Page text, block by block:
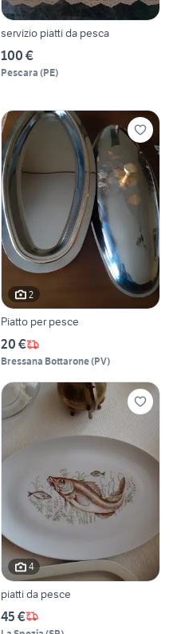
servizio piatti da pesca
100 €
Pescara (PE)
2
Piatto per pesce
20 €
Bressana Bottarone(PV)
4
piatti da pesce
45 €